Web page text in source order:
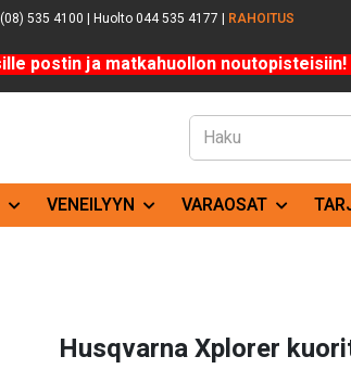
535 4100 | Huolto 044 535 4177 | RAHOITUS
postin ja matkahuollon noutopisteisiin!
VENEILYYN VARAOSAT
Husqvarna Xplorer